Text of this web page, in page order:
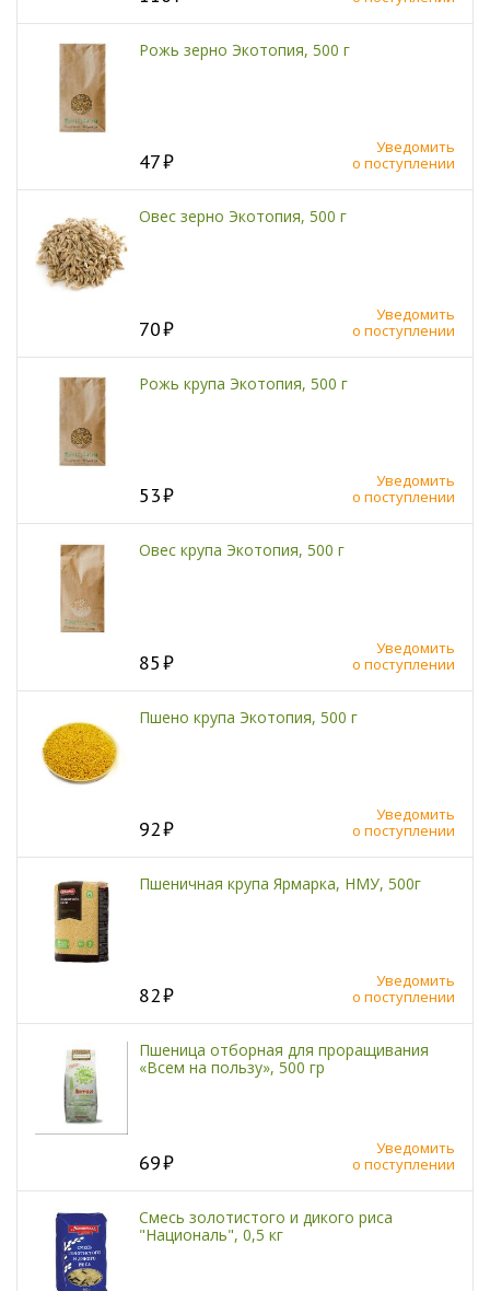
Рожь зерно Экотопия, 500 г
47
Уведомить
о поступлении
Овес зерно Экотопия, 500 г
70
Уведомить
о поступлении
Рожь крупа Экотопия, 500 г
53
Уведомить
о поступлении
Овес крупа Экотопия, 500 г
85
Уведомить
о поступлении
Пшено крупа Экотопия, 500 г
92
Уведомить
о поступлении
Пшеничная крупа Ярмарка, НМУ, 500г
82
Уведомить
о поступлении
Пшеница отборная для проращивания
«Всем на пользу», 500 гр
69
Уведомить
о поступлении
Смесь золотистого и дикого риса
"Националь", 0,5 кг